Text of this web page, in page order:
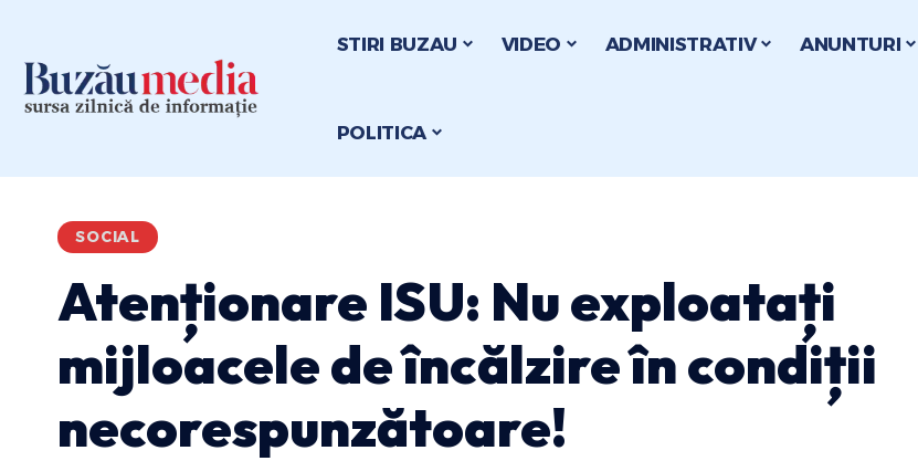
STIRI BUZAU VIDEO ADMINISTRATIV ANUNTURI
POLITICA
SOCIAL
Atenționare ISU: Nu exploatați
mijloacele de încălzire în condiții
necorespunzătoare!